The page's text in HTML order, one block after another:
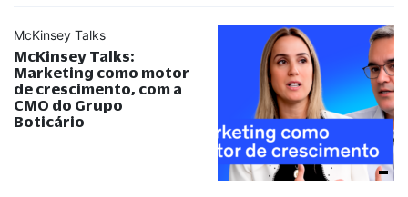
McKinsey Talks
McKinsey Talks:
Marketing como motor
de crescimento, com a
CMO do Grupo
Boticário